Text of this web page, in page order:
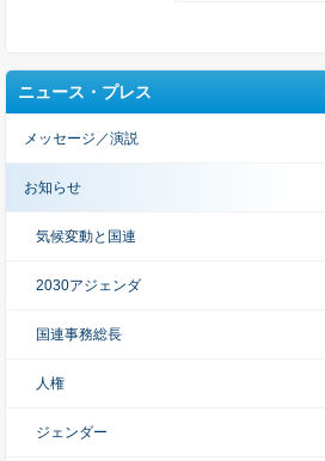
ニュース・プレス
メッセージ／演説
お知らせ
気候変動と国連
2030アジェンダ
国連事務総長
人権
ジェンダー